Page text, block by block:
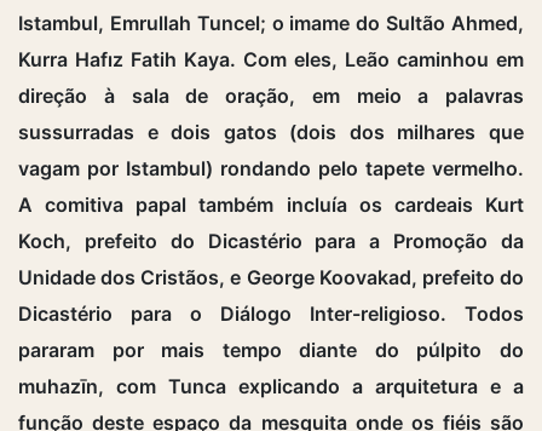
Istambul, Emrullah Tuncel; o imame do Sultão Ahmed,
Kurra Hafız Fatih Kaya. Com eles, Leão caminhou em
direção à sala de oração, em meio a palavras
sussurradas e dois gatos (dois dos milhares que
vagam por Istambul) rondando pelo tapete vermelho.
A comitiva papal também incluía os cardeais Kurt
Koch, prefeito do Dicastério para a Promoção da
Unidade dos Cristãos, e George Koovakad, prefeito do
Dicastério para o Diálogo Inter-religioso. Todos
pararam por mais tempo diante do púlpito do
muhazīn, com Tunca explicando a arquitetura e a
função deste espaço da mesquita onde os fiéis são